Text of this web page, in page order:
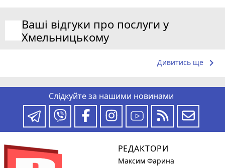
Ваші відгуки про послуги у
Хмельницькому
Дивитись ще keyboard_arrow_right
Слідкуйте за нашими новинами
РЕДАКТОРИ
Максим Фарина